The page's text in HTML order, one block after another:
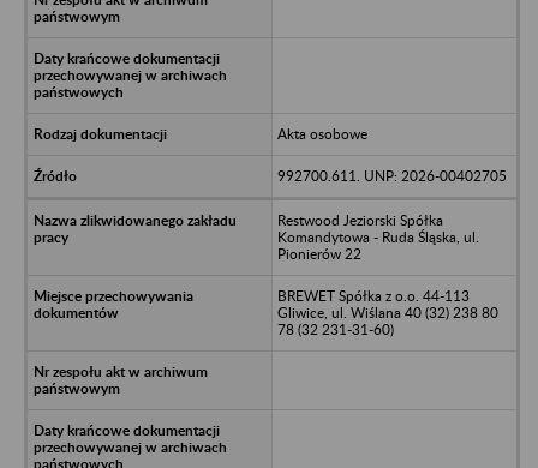
Akta osobowe
992700.611. UNP: 2026-00402705
Restwood Jeziorski Spółka
Komandytowa - Ruda Śląska, ul.
Pionierów 22
BREWET Spółka z o.o. 44-113
Gliwice, ul. Wiślana 40 (32) 238 80
78 (32 231-31-60)